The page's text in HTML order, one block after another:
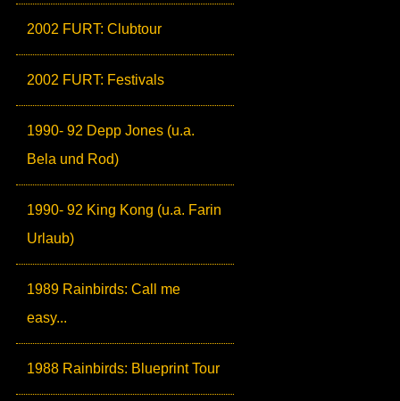
2002 FURT: Clubtour
2002 FURT: Festivals
1990- 92 Depp Jones (u.a.
Bela und Rod)
1990- 92 King Kong (u.a. Farin
Urlaub)
1989 Rainbirds: Call me
easy...
1988 Rainbirds: Blueprint Tour